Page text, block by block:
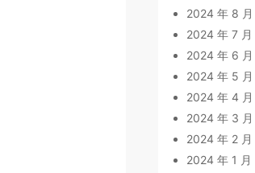
2024 年 8 月
2024 年 7 月
2024 年 6 月
2024 年 5 月
2024 年 4 月
2024 年 3 月
2024 年 2 月
2024 年 1 月